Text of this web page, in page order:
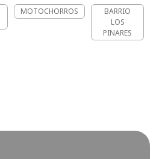
MOTOCHORROS
BARRIO
LOS
PINARES